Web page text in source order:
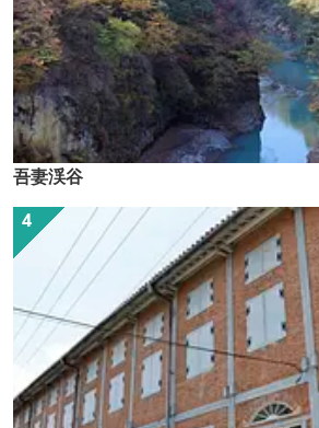
吾妻渓谷